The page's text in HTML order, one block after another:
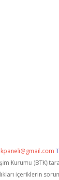
Kurumu (BTK)
içeriklerin